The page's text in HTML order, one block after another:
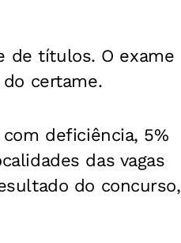
de títulos. O exame
certame.
deficiência, 5%
das vagas
do concurso,